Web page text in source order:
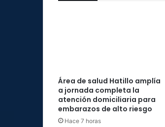
Área de salud Hatillo amplía
a jornada completa la
atención domiciliaria para
embarazos de alto riesgo
Hace 7 horas